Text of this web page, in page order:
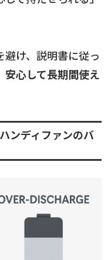
け、説明書に従っ
安心して長期間使え
ンディファンのバ